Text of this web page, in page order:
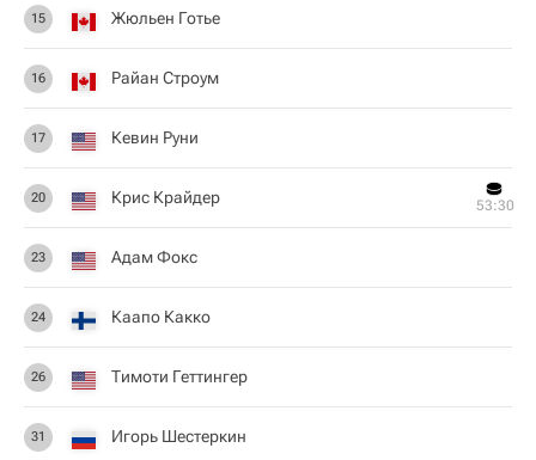
15 Жюльен Готье
16 Райан Строум
17 Кевин Руни
20 Крис Крайдер 53:30
23 Адам Фокс
24 Каапо Какко
26 Тимоти Геттингер
31 Игорь Шестеркин